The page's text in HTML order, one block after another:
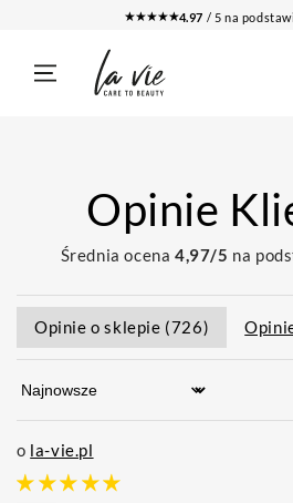
PRZEJDŹ DO★★★★★4.97 / 5 na
Opinie
Średnia ocena4,97/5 na
Opinie o sklepie (726)
Sort by
la-vie.pl